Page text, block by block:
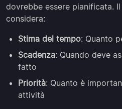
dovrebbe essere pianificata.
considera:
Stima del tempo: Quanto
Scadenza: Quando deve
fatto
Priorità: Quanto è
attività